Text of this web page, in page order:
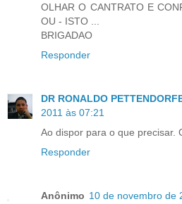
OLHAR O CANTRATO E
OU - ISTO ...
BRIGADAO
Responder
DR RONALDO
2011 às 07:21
Ao dispor para o que precisar.
Responder
Anônimo 10 de novembro de